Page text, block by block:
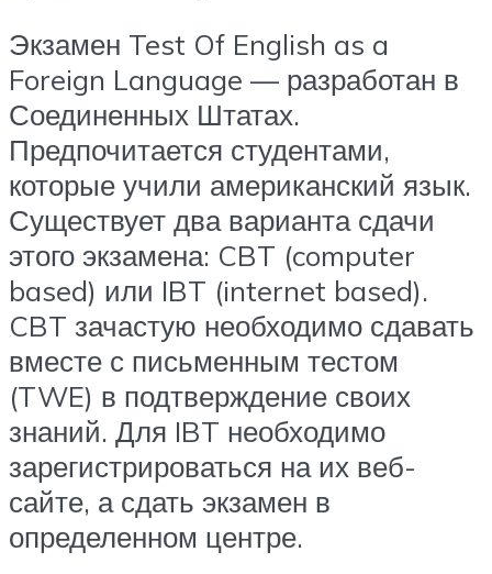
Экзамен Test Of English as a
Foreign Language — разработан в
Соединенных Штатах.
Предпочитается студентами,
которые учили американский язык.
Существует два варианта сдачи
этого экзамена: CBT (computer
based) или IBT (internet based).
CBT зачастую необходимо сдавать
вместе с письменным тестом
(TWE) в подтверждение своих
знаний. Для IBT необходимо
зарегистрироваться на их веб-
сайте, а сдать экзамен в
определенном центре.